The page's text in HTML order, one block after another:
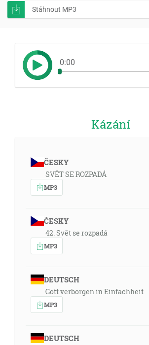
Stáhnout MP3
0:00
Kázání
ČESKY
SVĚT SE ROZPADÁ
MP3
ČESKY
42. Svět se rozpadá
MP3
DEUTSCH
Gott verborgen in Einfachheit
MP3
DEUTSCH